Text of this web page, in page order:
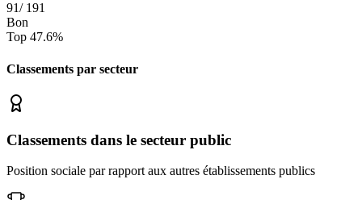
91/ 191
Bon
Top 47.6%
Classements par secteur
Classements dans le secteur public
Position sociale par rapport aux autres établissements publics